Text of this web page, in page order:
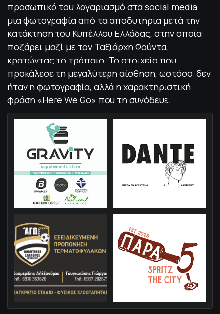
προσωπικό του λογαριασμό στα social media
μια φωτογραφία από τα αποδυτήρια μετά την
κατάκτηση του Κυπέλλου Ελλάδας, στην οποία
ποζάρει μαζί με τον Ταξιάρχη Φούντα,
κρατώντας το τρόπαιο. Το στοιχείο που
προκάλεσε τη μεγαλύτερη αίσθηση, ωστόσο, δεν
ήταν η φωτογραφία, αλλά η χαρακτηριστική
φράση «Here We Go» που τη συνόδευε.